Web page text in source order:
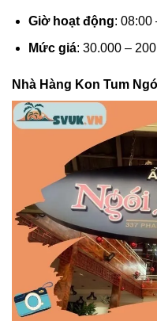
Giờ hoạt động: 08:00
Mức giá: 30.000 –
Nhà Hàng Kon Tum